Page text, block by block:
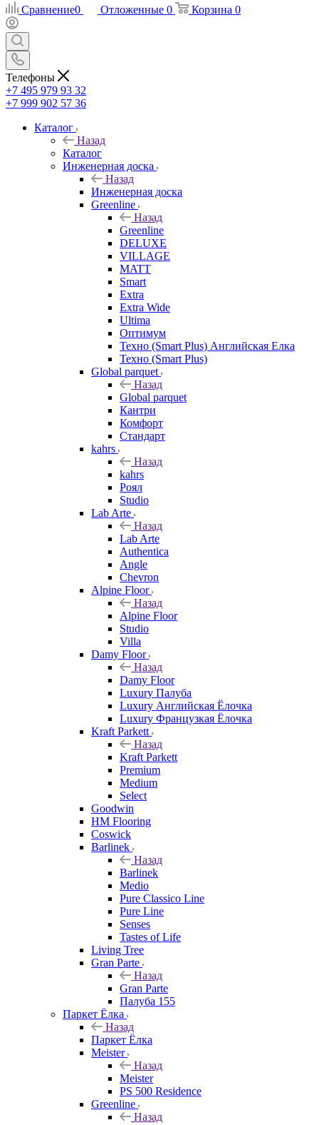
Сравнение0 Отложенные 0 Корзина 0
Телефоны
+7 495 979 93 32
+7 999 902 57 36
Каталог
Назад
Каталог
Инженерная доска
Назад
Инженерная доска
Greenline
Назад
Greenline
DELUXE
VILLAGE
MATT
Smart
Extra
Extra Wide
Ultima
Оптимум
Техно (Smart Plus) Английская Елка
Техно (Smart Plus)
Global parquet
Назад
Global parquet
Кантри
Комфорт
Стандарт
kahrs
Назад
kahrs
Роял
Studio
Lab Arte
Назад
Lab Arte
Authentica
Angle
Chevron
Alpine Floor
Назад
Alpine Floor
Studio
Villa
Damy Floor
Назад
Damy Floor
Luxury Палуба
Luxury Английская Ёлочка
Luxury Французкая Ёлочка
Kraft Parkett
Назад
Kraft Parkett
Premium
Medium
Select
Goodwin
HM Flooring
Coswick
Barlinek
Назад
Barlinek
Medio
Pure Classico Line
Pure Line
Senses
Tastes of Life
Living Tree
Gran Parte
Назад
Gran Parte
Палуба 155
Паркет Ёлка
Назад
Паркет Ёлка
Meister
Назад
Meister
PS 500 Residence
Greenline
Назад